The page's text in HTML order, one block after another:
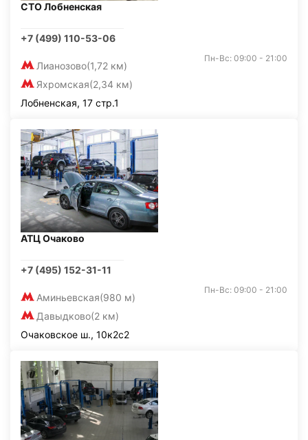
СТО Лобненская
+7 (499) 110-53-06
Лианозово(1,72 км)
Яхромская(2,34 км)
Пн-Вс: 09:00 - 21:00
Лобненская, 17 стр.1
АТЦ Очаково
+7 (495) 152-31-11
Аминьевская(980 м)
Давыдково(2 км)
Пн-Вс: 09:00 - 21:00
Очаковское ш., 10к2с2